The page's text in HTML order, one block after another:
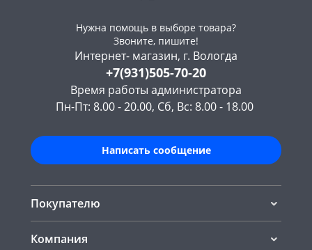
Нужна помощь в выборе товара?
Звоните, пишите!
Интернет- магазин, г. Вологда
+7(931)505-70-20
Время работы администратора
Пн-Пт: 8.00 - 20.00, Сб, Вс: 8.00 - 18.00
Написать сообщение
Покупателю
Компания